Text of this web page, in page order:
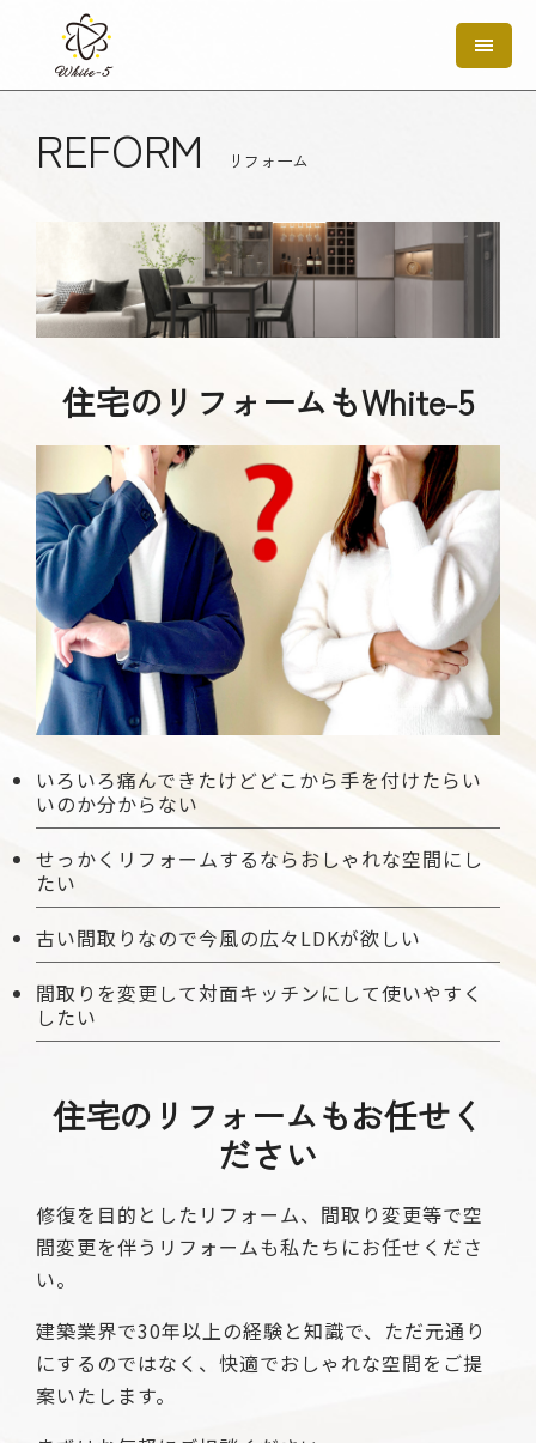
REFORM リフォーム
住宅のリフォームもWhite-5
いろいろ痛んできたけどどこから手を付けたらい
いのか分からない
せっかくリフォームするならおしゃれな空間にし
たい
古い間取りなので今風の広々LDKが欲しい
間取りを変更して対面キッチンにして使いやすく
したい
住宅のリフォームもお任せく
ださい
修復を目的としたリフォーム、間取り変更等で空
間変更を伴うリフォームも私たちにお任せくださ
い。
建築業界で30年以上の経験と知識で、ただ元通り
にするのではなく、快適でおしゃれな空間をご提
案いたします。